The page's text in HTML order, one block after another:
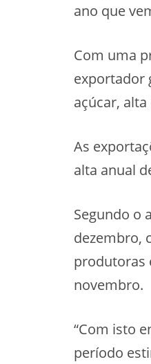
ano que
Com uma
exportador
açúcar,
As
alta anual
Segundo o
dezembro,
produtoras
novembro.
“Com isto
período